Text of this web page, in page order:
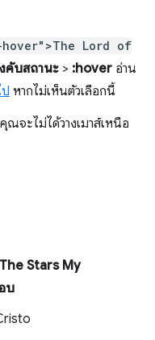
Lord of
คับสถานะ > :hover อ่าน
หากไม่เห็นตัวเลือกนี้
จะไม่ได้วางเมาส์เหนือ
The Stars My
บ